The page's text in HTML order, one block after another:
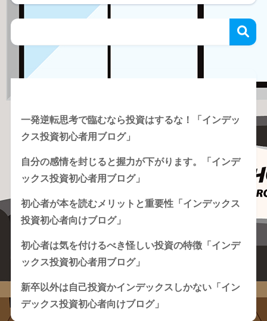
一発逆転思考で臨むなら投資はするな！「インデッ
クス投資初心者用ブログ」
自分の感情を封じると握力が下がります。「インデ
ックス投資初心者用ブログ」
初心者が本を読むメリットと重要性「インデックス
投資初心者向けブログ」
初心者は気を付けるべき怪しい投資の特徴「インデ
ックス投資初心者用ブログ」
新卒以外は自己投資かインデックスしかない「イン
デックス投資初心者向けブログ」